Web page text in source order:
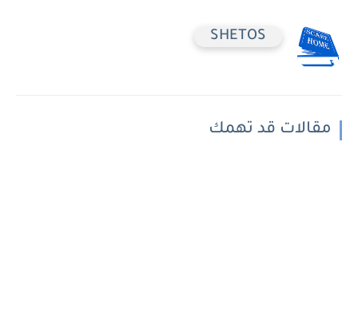
SHETOS
مقالات قد تهمك